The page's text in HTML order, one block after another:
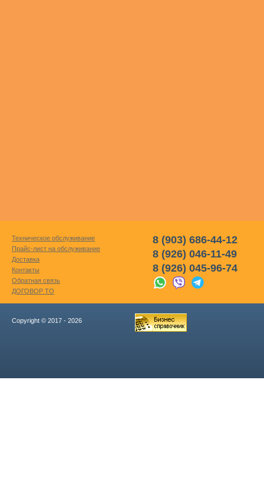
Техническое обслуживание
Прайс-лист на обслуживание
Доставка
Контакты
Обратная связь
ДОГОВОР ТО
8 (903) 686-44-12
8 (926) 046-11-49
8 (926) 045-96-74
Copyright © 2017 - 2026